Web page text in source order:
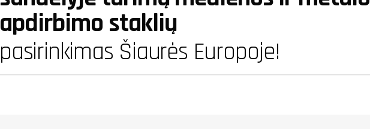
apdirbimo staklių
pasirinkimas Šiaurės Europoje!